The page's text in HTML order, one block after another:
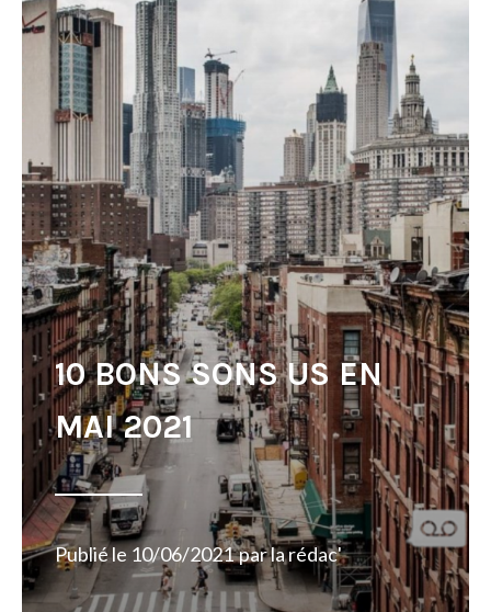
10 BONS SONS US EN
MAI 2021
Publié le 10/06/2021 parla rédac'